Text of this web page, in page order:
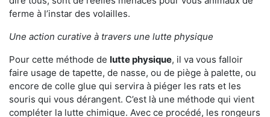
ferme à l’instar des volailles.
Une action curative à travers une lutte physique
Pour cette méthode de lutte physique, il va vous falloir
faire usage de tapette, de nasse, ou de piège à palette, ou
encore de colle glue qui servira à piéger les rats et les
souris qui vous dérangent. C’est là une méthode qui vient
compléter la lutte chimique. Avec ce procédé, les rongeurs